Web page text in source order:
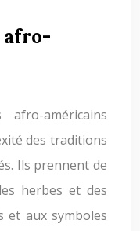
afro-
américains
des traditions
Ils prennent de
herbes et des
et aux symboles